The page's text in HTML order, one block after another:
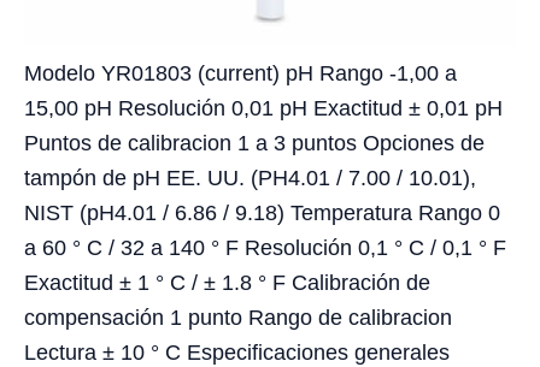
Modelo YR01803 (current) pH Rango -1,00 a
15,00 pH Resolución 0,01 pH Exactitud ± 0,01 pH
Puntos de calibracion 1 a 3 puntos Opciones de
tampón de pH EE. UU. (PH4.01 / 7.00 / 10.01),
NIST (pH4.01 / 6.86 / 9.18) Temperatura Rango 0
a 60 ° C / 32 a 140 ° F Resolución 0,1 ° C / 0,1 ° F
Exactitud ± 1 ° C / ± 1.8 ° F Calibración de
compensación 1 punto Rango de calibracion
Lectura ± 10 ° C Especificaciones generales